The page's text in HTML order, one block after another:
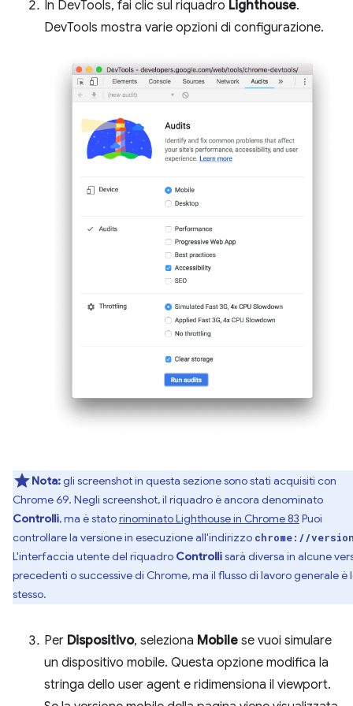
In DevTools, fai clic sul riquadro Lighthouse.
DevTools mostra varie opzioni di configurazione.
Nota:gli screenshot in questa sezione sono stati acquisiti con
Chrome 69. Negli screenshot, il riquadro è ancora denominato
Controlli, ma è statorinominato Lighthouse in Chrome 83 Puoi
controllare la versione in esecuzione all'indirizzo chrome://
L'interfaccia utente del riquadro Controllisarà diversa in alcune
precedenti o successive di Chrome, ma il flusso di lavoro generale è
stesso.
Per Dispositivo, seleziona Mobile se vuoi simulare
un dispositivo mobile. Questa opzione modifica la
stringa dello user agent e ridimensiona il viewport.